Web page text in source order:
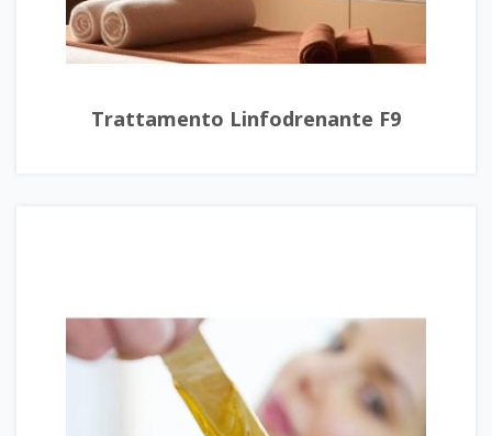
Trattamento Linfodrenante F9